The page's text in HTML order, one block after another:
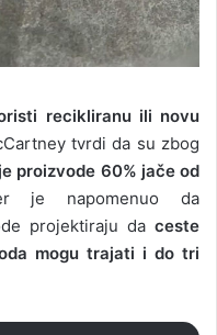
recikliranu ili novu
tvrdi da su zbog
proizvode 60% jače od
je napomenuo da
projektiraju da ceste
mogu trajati i do tri